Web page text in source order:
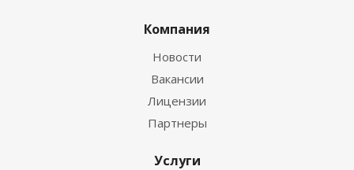
Компания
Новости
Вакансии
Лицензии
Партнеры
Услуги